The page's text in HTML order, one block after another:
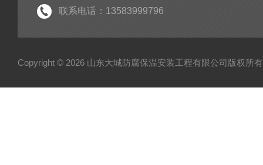
联系电话：13583999796
Copyright © 2026 山东大城防腐保温安装工程有限公司版权所